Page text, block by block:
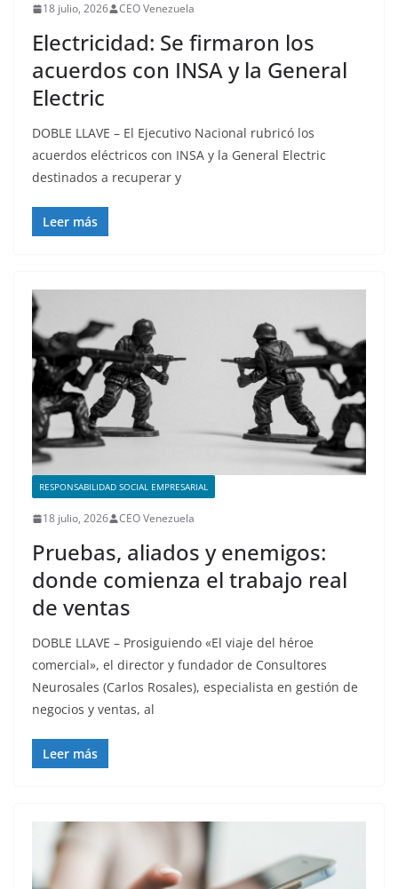
18 julio, 2026 CEO Venezuela
Electricidad: Se firmaron los
acuerdos con INSA y la General
Electric
DOBLE LLAVE – El Ejecutivo Nacional rubricó los
acuerdos eléctricos con INSA y la General Electric
destinados a recuperar y
Leer más
RESPONSABILIDAD SOCIAL EMPRESARIAL
18 julio, 2026 CEO Venezuela
Pruebas, aliados y enemigos:
donde comienza el trabajo real
de ventas
DOBLE LLAVE – Prosiguiendo «El viaje del héroe
comercial», el director y fundador de Consultores
Neurosales (Carlos Rosales), especialista en gestión de
negocios y ventas, al
Leer más